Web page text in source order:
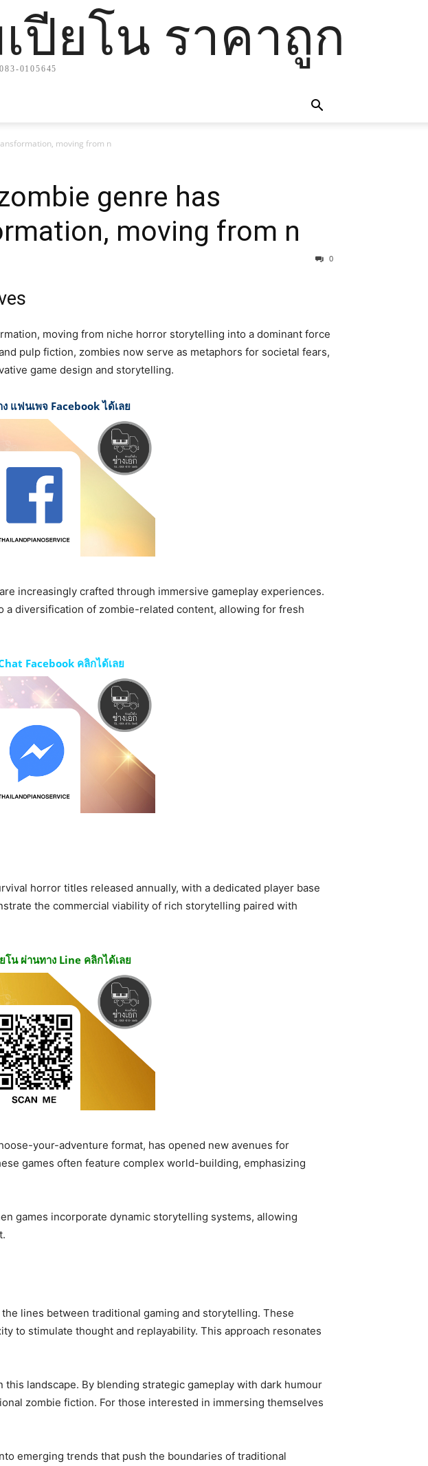
ปียโน ราคาถูก
0105645
moving from n
genre has
moving from n
0
moving from niche horror storytelling into a dominant force
pulp fiction, zombies now serve as metaphors for societal fears,
game design and storytelling.
แฟนเพจ Facebook ได้เลย
increasingly crafted through immersive gameplay experiences.
a diversification of zombie-related content, allowing for fresh
Facebook คลิกได้เลย
horror titles released annually, with a dedicated player base
the commercial viability of rich storytelling paired with
น ผ่านทาง Line คลิกได้เลย
your-adventure format, has opened new avenues for
games often feature complex world-building, emphasizing
games incorporate dynamic storytelling systems, allowing
lines between traditional gaming and storytelling. These
to stimulate thought and replayability. This approach resonates
this landscape. By blending strategic gameplay with dark humour
zombie fiction. For those interested in immersing themselves
emerging trends that push the boundaries of traditional